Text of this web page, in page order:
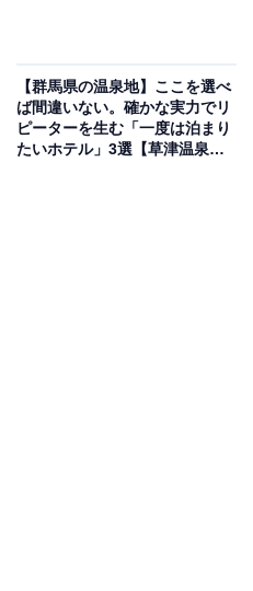
峡の宿 銀山荘」は、伝統的
とサービスを兼ね備えた宿
とつながっており、川のせ
ながら手足を伸ばして寛
にフィットするよう設計
【群馬県の温泉地】ここを選べ
ば間違いない。確かな実力でリ
ピーターを生む「一度は泊まり
たいホテル」3選【草津温泉・